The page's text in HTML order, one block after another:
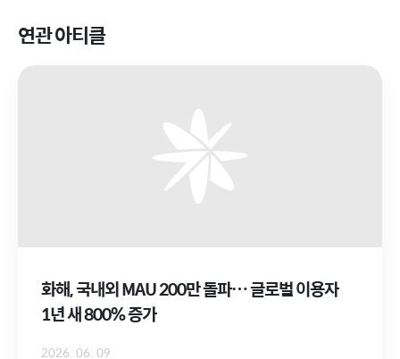
연관 아티클
화해, 국내외 MAU 200만 돌파… 글로벌 이용자
1년 새 800% 증가
2026. 06. 09